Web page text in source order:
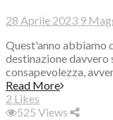
28 Aprile 2023 9
Quest'anno abbiamo
destinazione davvero
consapevolezza,
Read More
2 Likes
525 Views